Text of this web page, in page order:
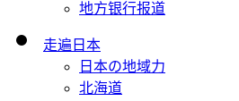
地方银行报道
走遍日本
日本の地域力
北海道